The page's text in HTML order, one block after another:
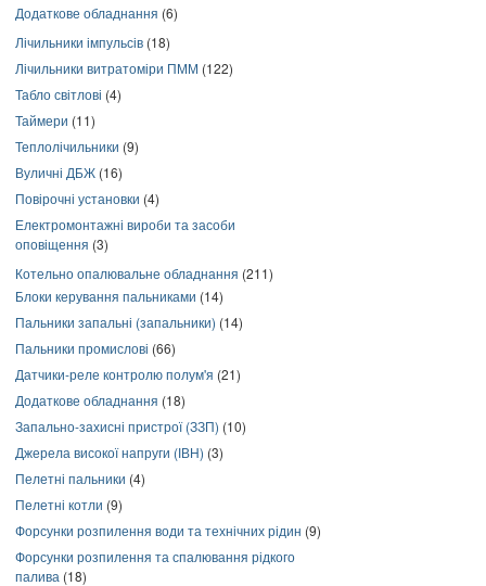
Додаткове обладнання (6)
Лічильники імпульсів (18)
Лічильники витратоміри ПММ (122)
Табло світлові (4)
Таймери (11)
Теплолічильники (9)
Вуличні ДБЖ (16)
Повірочні установки (4)
Електромонтажні вироби та засоби
оповіщення (3)
Котельно опалювальне обладнання (211)
Блоки керування пальниками (14)
Пальники запальні (запальники) (14)
Пальники промислові (66)
Датчики-реле контролю полум'я (21)
Додаткове обладнання (18)
Запально-захисні пристрої (ЗЗП) (10)
Джерела високої напруги (ІВН) (3)
Пелетні пальники (4)
Пелетні котли (9)
Форсунки розпилення води та технічних рідин (9)
Форсунки розпилення та спалювання рідкого
палива (18)